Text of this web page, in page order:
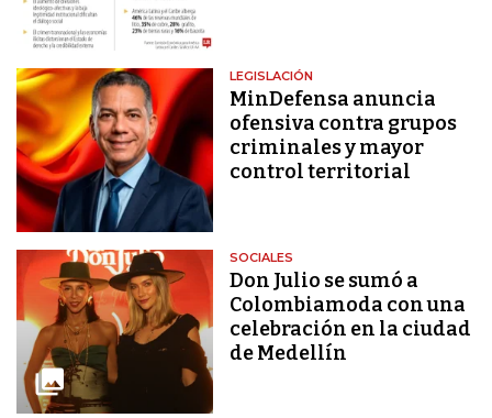
LEGISLACIÓN
MinDefensa anuncia
ofensiva contra grupos
criminales y mayor
control territorial
SOCIALES
Don Julio se sumó a
Colombiamoda con una
celebración en la ciudad
de Medellín